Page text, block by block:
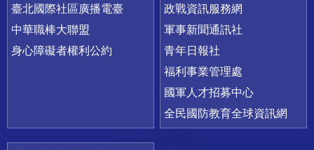
臺北國際社區廣播電臺
中華職棒大聯盟
身心障礙者權利公約
政戰資訊服務網
軍事新聞通訊社
青年日報社
福利事業管理處
國軍人才招募中心
全民國防教育全球資訊網